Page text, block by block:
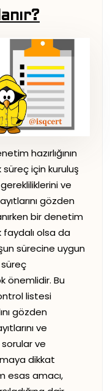
hazırlığının
için kuruluş
ve
gözden
bir denetim
olsa da
sürecine uygun
süreç
önemlidir. Bu
listesi
gözden
ve
ve
dikkat
esas amacı,